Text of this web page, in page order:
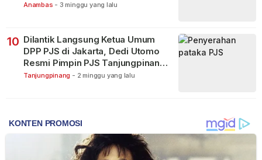
Anambas - 3 minggu yang lalu
10 Dilantik Langsung Ketua Umum
DPP PJS di Jakarta, Dedi Utomo
Resmi Pimpin PJS Tanjungpinang-
Bintan
Tanjungpinang - 2 minggu yang lalu